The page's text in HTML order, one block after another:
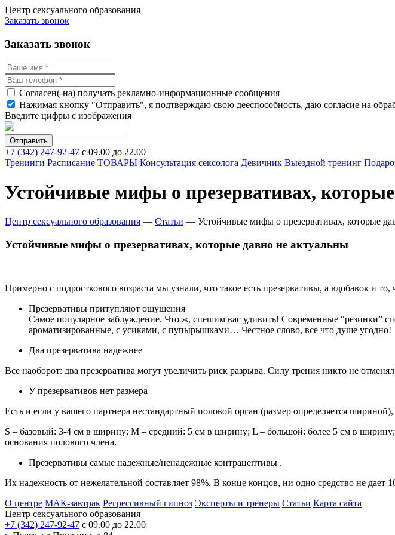
Центр сексуального образования
Заказать звонок
Заказать звонок
Согласен(-на) получать рекламно-информационные сообщения
Нажимая кнопку "Отправить", я подтверждаю свою дееспособность, даю согласие на
Введите цифры с изображения
+7 (342) 247-92-47 с 09.00 до 22.00
Тренинги Расписание ТОВАРЫ Консультация сексолога Девичник Выездной тренинг
Устойчивые мифы о презервативах,
Центр сексуального образования — Статьи — Устойчивые мифы о презервативах, которые
Устойчивые мифы о презервативах, которые давно не актуальны
Примерно с подросткового возраста мы узнали, что такое есть презервативы, а вдобавок и
Презервативы притупляют ощущения
Самое популярное заблуждение. Что ж, спешим вас удивить! Современные “резинки”
ароматизированные, с усиками, с пупырышками… Честное слово, все что душе угодно!
Два презерватива надежнее
Все наоборот: два презерватива могут увеличить риск разрыва. Силу трения никто не
У презервативов нет размера
Есть и если у вашего партнера нестандартный половой орган (размер определяется
S – базовый: 3-4 см в ширину; M – средний: 5 см в ширину; L – большой: более 5 см в
основания полового члена.
Презервативы самые надежные/ненадежные контрацептивы .
Их надежность от нежелательной составляет 98%. В конце концов, ни одно средство не
О центре МАК-завтрак Регрессивный гипноз Эксперты и тренеры Статьи Карта сайта
Центр сексуального образования
+7 (342) 247-92-47 с 09.00 до 22.00